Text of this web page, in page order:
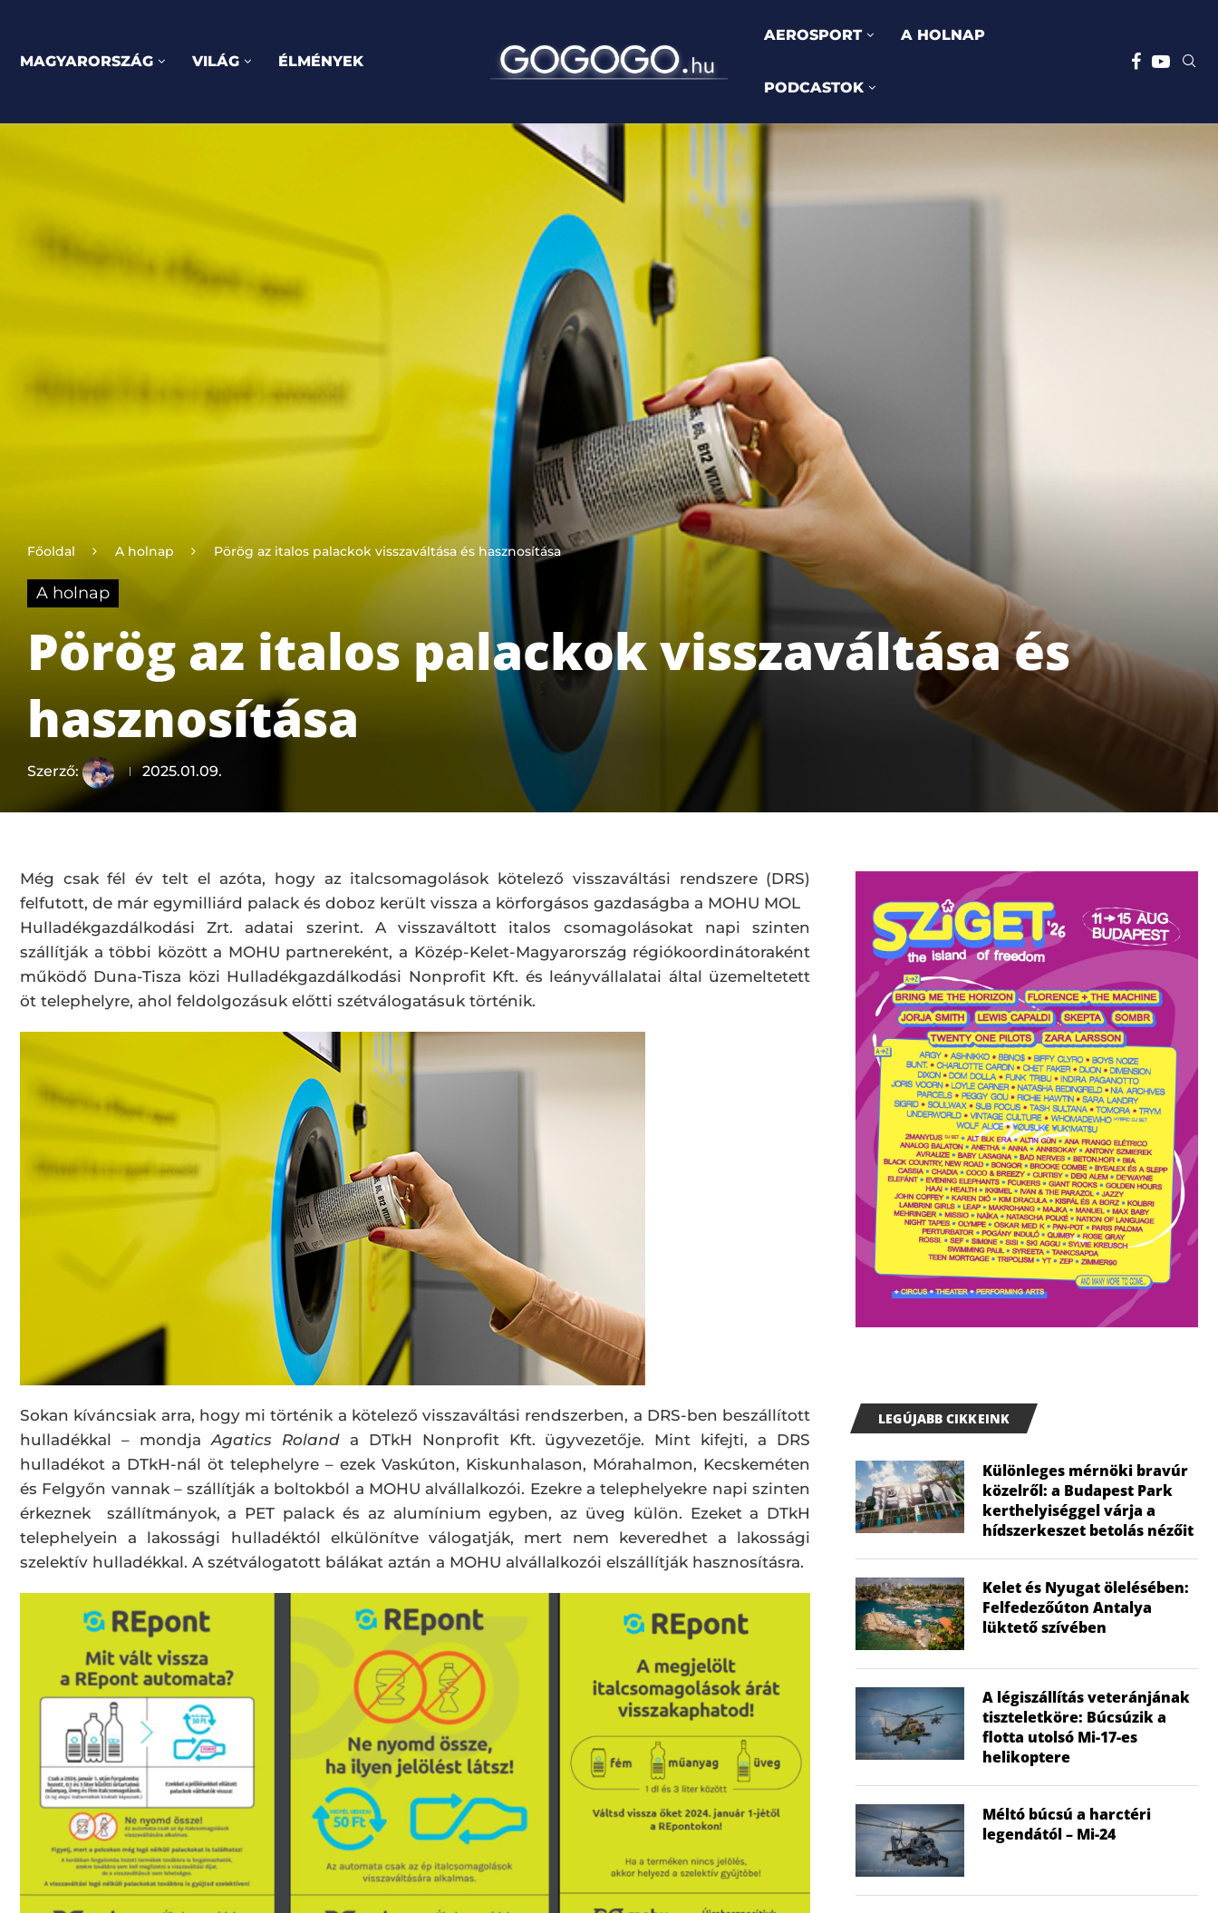
MAGYARORSZÁG VILÁG ÉLMÉNYEK
AEROSPORT A HOLNAP
PODCASTOK
Főoldal A holnap Pörög az italos palackok visszaváltása és hasznosítása
A holnap
Pörög az italos palackok visszaváltása és
hasznosítása
Szerző: 2025.01.09.
Még csak fél év telt el azóta, hogy az italcsomagolások kötelező visszaváltási rendszere (DRS)
felfutott, de már egymilliárd palack és doboz került vissza a körforgásos gazdaságba a MOHU MOL
Hulladékgazdálkodási Zrt. adatai szerint. A visszaváltott italos csomagolásokat napi szinten
szállítják a többi között a MOHU partnereként, a Közép-Kelet-Magyarország régiókoordinátoraként
működő Duna-Tisza közi Hulladékgazdálkodási Nonprofit Kft. és leányvállalatai által üzemeltetett
öt telephelyre, ahol feldolgozásuk előtti szétválogatásuk történik.
Sokan kíváncsiak arra, hogy mi történik a kötelező visszaváltási rendszerben, a DRS-ben beszállított
hulladékkal – mondja Agatics Rolanda DTkH Nonprofit Kft. ügyvezetője. Mint kifejti, a DRS
hulladékot a DTkH-nál öt telephelyre – ezek Vaskúton, Kiskunhalason, Mórahalmon, Kecskeméten
és Felgyőn vannak – szállítják a boltokból a MOHU alvállalkozói. Ezekre a telephelyekre napi szinten
érkeznek szállítmányok, a PET palack és az alumínium egyben, az üveg külön. Ezeket a DTkH
telephelyein a lakossági hulladéktól elkülönítve válogatják, mert nem keveredhet a lakossági
szelektív hulladékkal. A szétválogatott bálákat aztán a MOHU alvállalkozói elszállítják hasznosításra.
LEGÚJABB CIKKEINK
Különleges mérnöki bravúr
közelről: a Budapest Park
kerthelyiséggel várja a
hídszerkeszet betolás nézőit
Kelet és Nyugat ölelésében:
Felfedezőúton Antalya
lüktető szívében
A légiszállítás veteránjának
tiszteletköre: Búcsúzik a
flotta utolsó Mi-17-es
helikoptere
Méltó búcsú a harctéri
legendától – Mi-24